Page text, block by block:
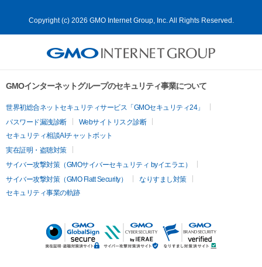
Copyright (c) 2026 GMO Internet Group, Inc. All Rights Reserved.
GMOインターネットグループのセキュリティ事業について
世界初総合ネットセキュリティサービス「GMOセキュリティ24」
パスワード漏洩診断
Webサイトリスク診断
セキュリティ相談AIチャットボット
実在証明・盗聴対策
サイバー攻撃対策（GMOサイバーセキュリティ byイエラエ）
サイバー攻撃対策（GMO Flatt Security）
なりすまし対策
セキュリティ事業の軌跡